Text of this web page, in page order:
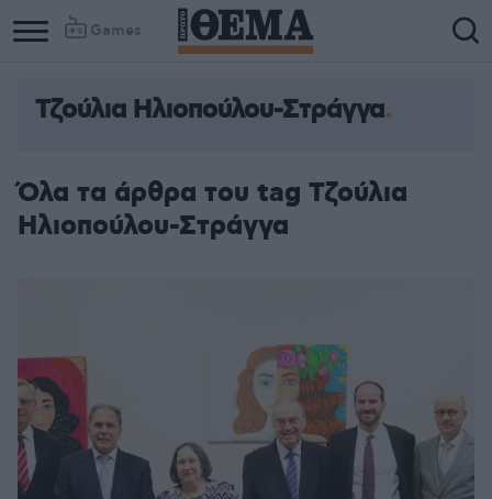
Games
Τζούλια Ηλιοπούλου-Στράγγα
Όλα τα άρθρα του tag Τζούλια
Ηλιοπούλου-Στράγγα